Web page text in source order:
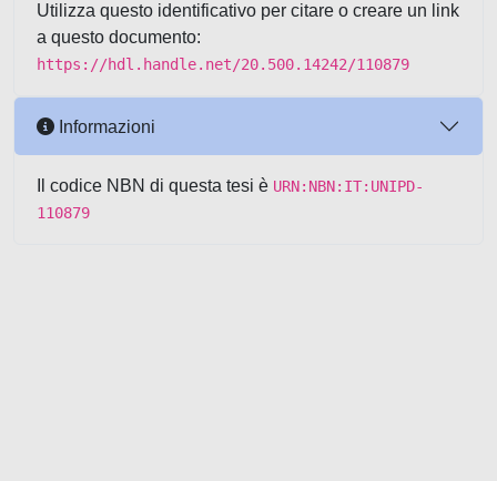
Utilizza questo identificativo per citare o creare un link
a questo documento:
https://hdl.handle.net/20.500.14242/110879
Informazioni
Il codice NBN di questa tesi è URN:NBN:IT:UNIPD-
110879